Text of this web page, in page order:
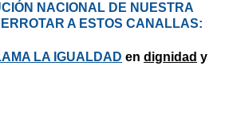
NACIONAL DE NUESTRA
A ESTOS CANALLAS:
LA IGUALDAD en dignidad y